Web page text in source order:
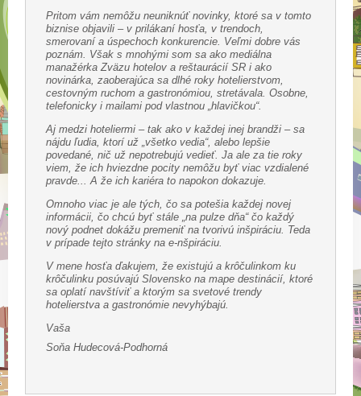
Pritom vám nemôžu neuniknúť novinky, ktoré sa v tomto
biznise objavili – v prilákaní hosťa, v trendoch,
smerovaní a úspechoch konkurencie. Veľmi dobre vás
poznám. Však s mnohými som sa ako mediálna
manažérka Zväzu hotelov a reštaurácií SR i ako
novinárka, zaoberajúca sa dlhé roky hotelierstvom,
cestovným ruchom a gastronómiou, stretávala. Osobne,
telefonicky i mailami pod vlastnou „hlavičkou“.
Aj medzi hoteliermi – tak ako v každej inej brandži – sa
nájdu ľudia, ktorí už „všetko vedia“, alebo lepšie
povedané, nič už nepotrebujú vedieť. Ja ale za tie roky
viem, že ich hviezdne pocity nemôžu byť viac vzdialené
pravde... A že ich kariéra to napokon dokazuje.
Omnoho viac je ale tých, čo sa potešia každej novej
informácii, čo chcú byť stále „na pulze dňa“ čo každý
nový podnet dokážu premeniť na tvorivú inšpiráciu. Teda
v prípade tejto stránky na e-nšpiráciu.
V mene hosťa ďakujem, že existujú a krôčulinkom ku
krôčulinku posúvajú Slovensko na mape destinácií, ktoré
sa oplatí navštíviť a ktorým sa svetové trendy
hotelierstva a gastronómie nevyhýbajú.
Vaša
Soňa Hudecová-Podhorná